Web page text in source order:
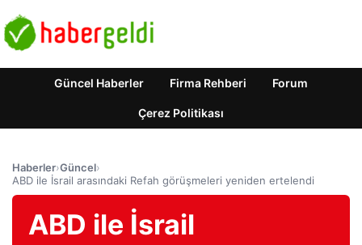
Güncel Haberler Firma Rehberi Forum
Çerez Politikası
Haberler›Güncel›
ABD ile İsrail arasındaki Refah görüşmeleri yeniden ertelendi
ABD ile İsrail